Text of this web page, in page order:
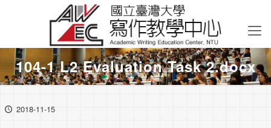
104-1 L2 Evaluation Task 2.docx
2018-11-15